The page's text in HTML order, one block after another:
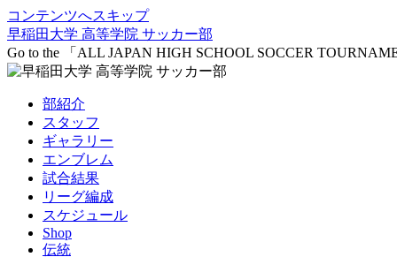
コンテンツへスキップ
早稲田大学 高等学院 サッカー部
Go to the 「ALL JAPAN HIGH SCHOOL SOCCER
部紹介
スタッフ
ギャラリー
エンブレム
試合結果
リーグ編成
スケジュール
Shop
伝統